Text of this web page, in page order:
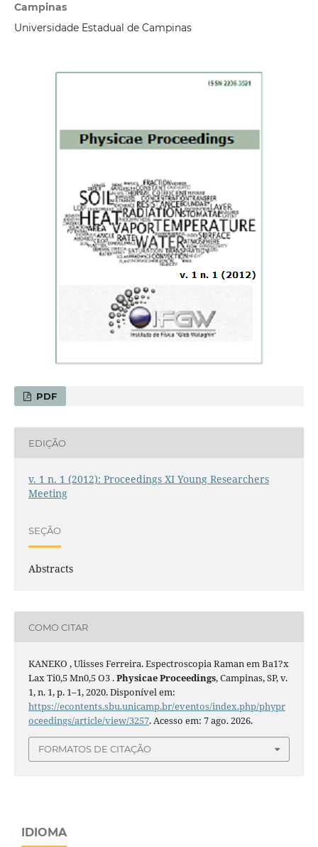
Campinas
Universidade Estadual de Campinas
PDF
EDIÇÃO
v. 1 n. 1 (2012): Proceedings XI Young Researchers
Meeting
SEÇÃO
Abstracts
COMO CITAR
KANEKO , Ulisses Ferreira. Espectroscopia Raman em Ba1?x
Lax Ti0,5 Mn0,5 O3 .Physicae Proceedings, Campinas, SP, v.
1, n. 1, p. 1–1, 2020. Disponível em:
https://econtents.sbu.unicamp.br/eventos/index.php/phypr
oceedings/article/view/3257. Acesso em: 7 ago. 2026.
FORMATOS DE CITAÇÃO
IDIOMA